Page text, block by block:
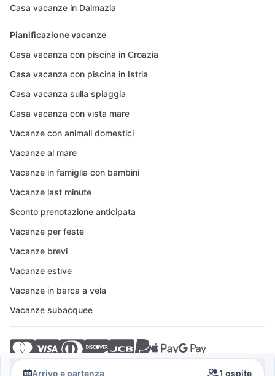
Arrivo e partenza 1 ospite
Casa vacanze in Dalmazia
Pianificazione vacanze
Casa vacanza con piscina in Croazia
Casa vacanza con piscina in Istria
Casa vacanza sulla spiaggia
Casa vacanza con vista mare
Vacanze con animali domestici
Vacanze al mare
Vacanze in famiglia con bambini
Vacanze last minute
Sconto prenotazione anticipata
Vacanze per feste
Vacanze brevi
Vacanze estive
Vacanze in barca a vela
Vacanze subacquee
© 2026 Crovillas GmbH